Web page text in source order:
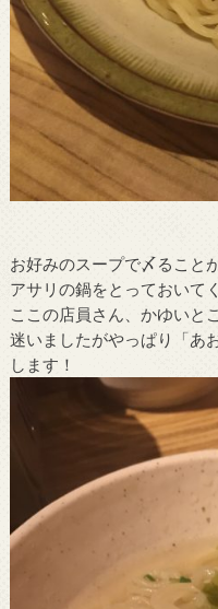
お好みのスープで〆ること
アサリの鍋をとっておいて
ここの店員さん、かゆいと
迷いましたがやっぱり「あ
します！